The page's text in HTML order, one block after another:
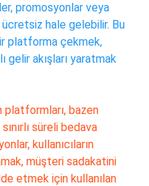
promosyonlar veya
hale gelebilir. Bu
platforma çekmek,
gelir akışları yaratmak
platformları, bazen
süreli bedava
kullanıcıların
müşteri sadakatini
etmek için kullanılan